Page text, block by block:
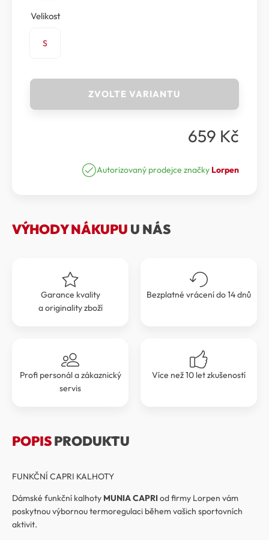
Velikost
S
Legíny
ZVOLTE VARIANTU
659 Kč
Autorizovaný prodejce značky Lorpen
VÝHODY NÁKUPU U NÁS
Garance kvality
a originality zboží
Bezplatné vrácení do 14 dnů
Profi personál a zákaznický
servis
Více než 10 let zkušeností
POPISPRODUKTU
FUNKČNÍ CAPRI KALHOTY
Dámské funkční kalhoty MUNIA CAPRIod firmy Lorpen vám
poskytnou výbornou termoregulaci během vašich sportovních
aktivit.